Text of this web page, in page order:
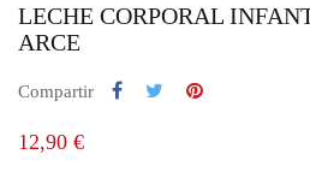
LECHE CORPORAL
ARCE
Compartir
12,90 €